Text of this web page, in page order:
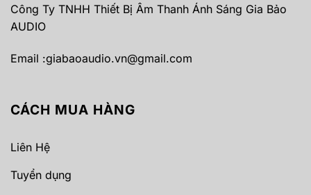
Công Ty TNHH Thiết Bị Âm Thanh Ánh Sáng Gia Bảo
AUDIO
Email :giabaoaudio.vn@gmail.com
CÁCH MUA HÀNG
Liên Hệ
Tuyển dụng